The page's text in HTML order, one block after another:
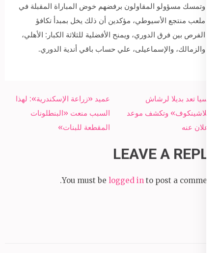
وتمسك مسؤولو المقاولون برفضهم خوض المباراة المقبلة في
ملعب منتجع الأسيوطي، مؤكدين أن ذلك يخل بمبدأ تكافؤ
الفرص بين فرق الدوري، ويمنح الأفضلية للثلاثة الكبار: الأهلي،
والزمالك، والإسماعيلى، علي حساب باقي أندية الدوري.
Post
navigation
عميد «زراعة الإسكندرية»: لهذا
السبب منعت «البنطلونات
المقطعة للبنات»
روسيا تعد بديلا لرشاش
«كلاشينكوف» وتكشف موعد
الإعلان عنه
LEAVE A REPLY
You must be logged in to post a comment.